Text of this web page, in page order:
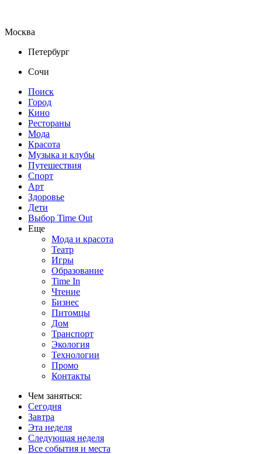
Москва
Петербург
Сочи
Поиск
Город
Кино
Рестораны
Мода
Красота
Музыка и клубы
Путешествия
Спорт
Арт
Здоровье
Дети
Выбор Time Out
Еще
Мода и красота
Театр
Игры
Образование
Time In
Чтение
Бизнес
Питомцы
Дом
Транспорт
Экология
Технологии
Промо
Контакты
Чем заняться:
Сегодня
Завтра
Эта неделя
Следующая неделя
Все события и места